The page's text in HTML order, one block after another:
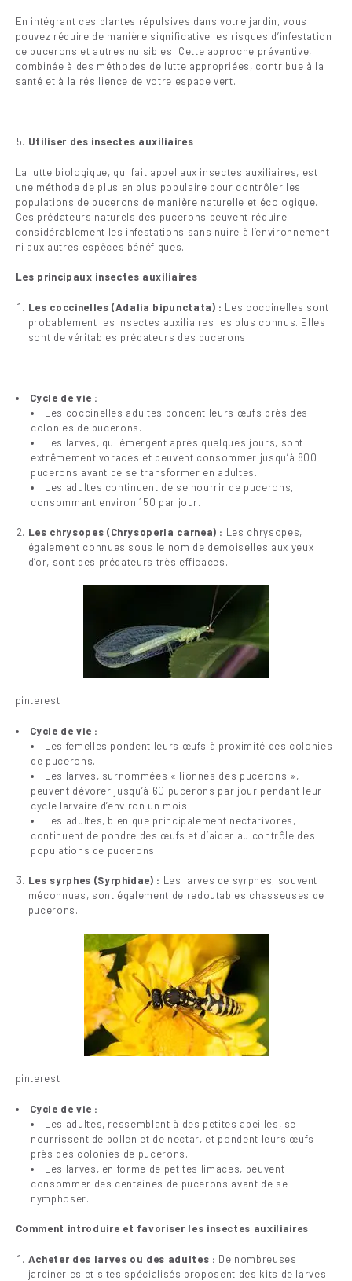
En intégrant ces plantes répulsives dans votre jardin, vous
pouvez réduire de manière significative les risques d’infestation
de pucerons et autres nuisibles. Cette approche préventive,
combinée à des méthodes de lutte appropriées, contribue à la
santé et à la résilience de votre espace vert.
Utiliser des insectes auxiliaires
La lutte biologique, qui fait appel aux insectes auxiliaires, est
une méthode de plus en plus populaire pour contrôler les
populations de pucerons de manière naturelle et écologique.
Ces prédateurs naturels des pucerons peuvent réduire
considérablement les infestations sans nuire à l’environnement
ni aux autres espèces bénéfiques.
Les principaux insectes auxiliaires
Les coccinelles (Adalia bipunctata) : Les coccinelles sont
probablement les insectes auxiliaires les plus connus. Elles
sont de véritables prédateurs des pucerons.
Cycle de vie :
Les coccinelles adultes pondent leurs œufs près des
colonies de pucerons.
Les larves, qui émergent après quelques jours, sont
extrêmement voraces et peuvent consommer jusqu’à 800
pucerons avant de se transformer en adultes.
Les adultes continuent de se nourrir de pucerons,
consommant environ 150 par jour.
Les chrysopes (Chrysoperla carnea) : Les chrysopes,
également connues sous le nom de demoiselles aux yeux
d’or, sont des prédateurs très efficaces.
pinterest
Cycle de vie :
Les femelles pondent leurs œufs à proximité des colonies
de pucerons.
Les larves, surnommées « lionnes des pucerons »,
peuvent dévorer jusqu’à 60 pucerons par jour pendant leur
cycle larvaire d’environ un mois.
Les adultes, bien que principalement nectarivores,
continuent de pondre des œufs et d’aider au contrôle des
populations de pucerons.
Les syrphes (Syrphidae) : Les larves de syrphes, souvent
méconnues, sont également de redoutables chasseuses de
pucerons.
pinterest
Cycle de vie :
Les adultes, ressemblant à des petites abeilles, se
nourrissent de pollen et de nectar, et pondent leurs œufs
près des colonies de pucerons.
Les larves, en forme de petites limaces, peuvent
consommer des centaines de pucerons avant de se
nymphoser.
Comment introduire et favoriser les insectes auxiliaires
Acheter des larves ou des adultes : De nombreuses
jardineries et sites spécialisés proposent des kits de larves